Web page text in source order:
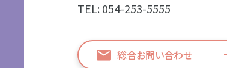
TEL: 054-253-5555
総合お問い合わせ